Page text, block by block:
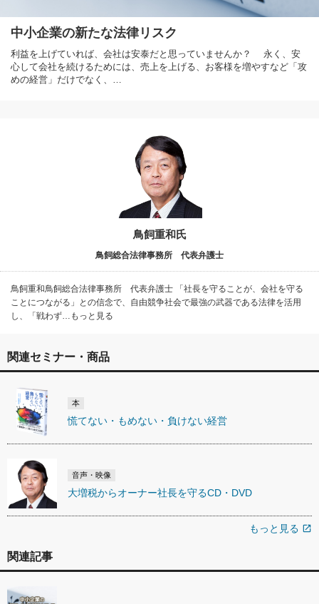
中小企業の新たな法律リスク
利益を上げていれば、会社は安泰だと思っていませんか？ 永く、安
心して会社を続けるためには、売上を上げる、お客様を増やすなど「攻
めの経営」だけでなく、…
鳥飼重和氏
鳥飼総合法律事務所 代表弁護士
鳥飼重和鳥飼総合法律事務所 代表弁護士 「社長を守ることが、会社を守る
ことにつながる」との信念で、自由競争社会で最強の武器である法律を活用
し、「戦わず…もっと見る
関連セミナー・商品
本
慌てない・もめない・負けない経営
音声・映像
大増税からオーナー社長を守るCD・DVD
もっと見る open_in_new
関連記事